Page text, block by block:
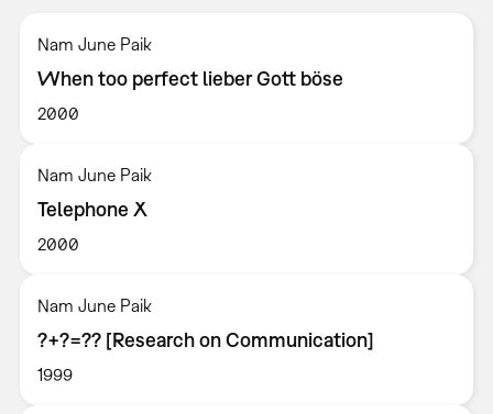
Nam June Paik
When too perfect lieber Gott böse
2000
Nam June Paik
Telephone X
2000
Nam June Paik
?+?=?? [Research on Communication]
1999